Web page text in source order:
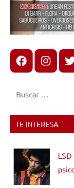
FacebookInstagram
X
TE INTERESA